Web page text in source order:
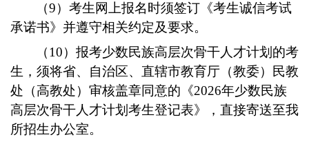
（9）考生网上报名时须签订《考生诚信考试
承诺书》并遵守相关约定及要求。
（10）报考少数民族高层次骨干人才计划的考
生，须将省、自治区、直辖市教育厅（教委）民教
处（高教处）审核盖章同意的《2026年少数民族
高层次骨干人才计划考生登记表》，直接寄送至我
所招生办公室。